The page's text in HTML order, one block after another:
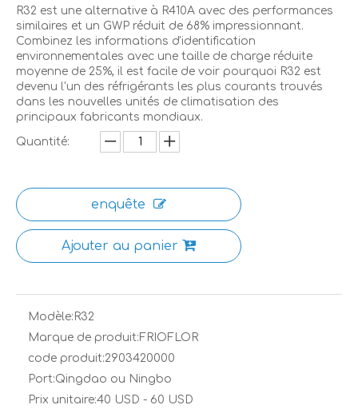
R32 est une alternative à R410A avec des performances
similaires et un GWP réduit de 68% impressionnant.
Combinez les informations d'identification
environnementales avec une taille de charge réduite
moyenne de 25%, il est facile de voir pourquoi R32 est
devenu l'un des réfrigérants les plus courants trouvés
dans les nouvelles unités de climatisation des
principaux fabricants mondiaux.
Quantité:
enquête
Ajouter au panier
Modèle: R32
Marque de produit:FRIOFLOR
code produit:2903420000
Port:Qingdao ou Ningbo
Prix ​​unitaire:40 USD - 60 USD